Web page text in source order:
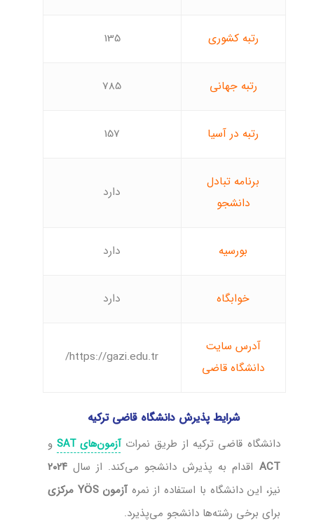
رتبه کشوری 135
رتبه جهانی 785
رتبه در آسیا 157
برنامه تبادل
دانشجو
دارد
بورسیه دارد
خوابگاه دارد
آدرس سایت
دانشگاه قاضی
https://gazi.edu.tr/
شرایط پذیرش دانشگاه قاضی ترکیه
دانشگاه قاضی ترکیه از طریق نمراتآزمون‌های SATو
ACT اقدام به پذیرش دانشجو می‌کند. از سال۲۰۲۴
نیز، این دانشگاه با استفاده از نمرهآزمون YÖS مرکزی
برای برخی رشته‌ها دانشجو می‌پذیرد.